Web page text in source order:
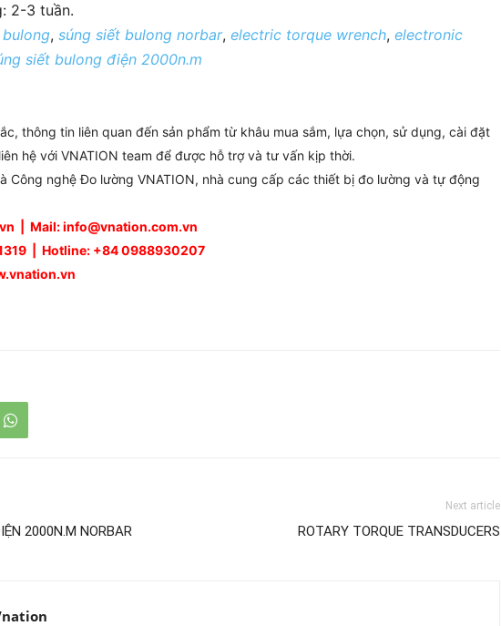
2-3 tuần.
, súng siết bulong norbar, electric torque wrench, electronic
siết bulong điện 2000n.m
thông tin liên quan đến sản phẩm từ khâu mua sắm, lựa chọn, sử dụng, cài đặt
hệ với VNATION team để được hỗ trợ và tư vấn kịp thời.
Công nghệ Đo lường VNATION, nhà cung cấp các thiết bị đo lường và tự động
| Mail: info@vnation.com.vn
| Hotline: +84 0988930207
2000N.M NORBAR
Next article
ROTARY TORQUE TRANSDUCERS